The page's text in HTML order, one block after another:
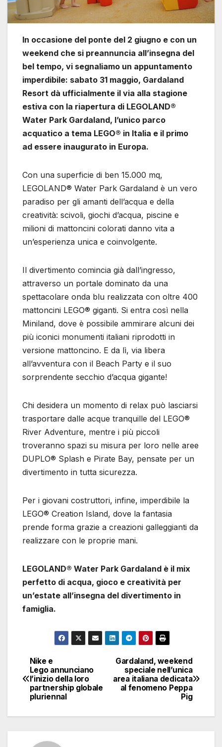
In occasione del ponte del 2 giugno e con un
weekend che si preannuncia all’insegna del
bel tempo, vi segnaliamo un appuntamento
imperdibile: sabato 31 maggio, Gardaland
Resort dà ufficialmente il via alla stagione
estiva con la riapertura di LEGOLAND®
Water Park Gardaland, l’unico parco
acquatico a tema LEGO® in Italia e il primo
ad essere inaugurato in Europa.
Con una superficie di ben 15.000 mq,
LEGOLAND® Water Park Gardaland è un vero
paradiso per gli amanti dell’acqua e della
creatività: scivoli, giochi d’acqua, piscine e
milioni di mattoncini colorati danno vita a
un’esperienza unica e coinvolgente.
Il divertimento comincia già dall’ingresso,
attraverso un portale dominato da una
spettacolare onda blu realizzata con oltre 400
mattoncini LEGO® giganti. Si entra così nella
Miniland, dove è possibile ammirare alcuni dei
più iconici monumenti italiani riprodotti in
versione mattoncino. E da lì, via libera
all’avventura con il Beach Party e il suo
sorprendente secchio d’acqua gigante!
Chi desidera un momento di relax può lasciarsi
trasportare dalle acque tranquille del LEGO®
River Adventure, mentre i più piccoli
troveranno spazi su misura per loro nelle aree
DUPLO® Splash e Pirate Bay, pensate per un
divertimento in tutta sicurezza.
Per i giovani costruttori, infine, imperdibile la
LEGO® Creation Island, dove la fantasia
prende forma grazie a creazioni galleggianti da
realizzare con le proprie mani.
LEGOLAND® Water Park Gardaland è il mix
perfetto di acqua, gioco e creatività per
un’estate all’insegna del divertimento in
famiglia.
Navigazione
articoli
Gardaland, weekend
speciale nell’unica
area italiana dedicata
al fenomeno Peppa
Pig
Nike e
Lego annunciano
l’inizio della loro
partnership globale
pluriennal